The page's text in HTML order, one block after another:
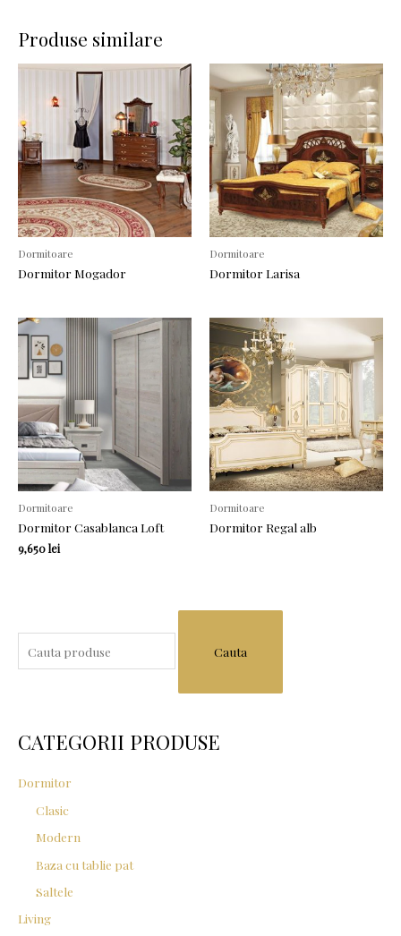
Produse similare
Dormitoare
Dormitor Mogador
Dormitoare
Dormitor Larisa
Dormitoare
Dormitor Casablanca Loft
9,650lei
Dormitoare
Dormitor Regal alb
a
h
o
CATEGORII PRODUSE
Dormitor
Clasic
Modern
Baza cu tablie pat
Saltele
Living